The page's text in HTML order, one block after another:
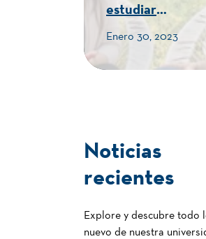
estudiar
Turismo en la
Humboldt? -
CUE Alexander
Enero 30, 2023
Noticias
recientes
Explore y descubre todo
nuevo de nuestra